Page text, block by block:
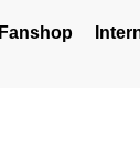
Fanshop